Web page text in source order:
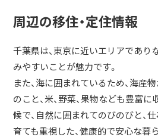
周辺の移住・定住情報
千葉県は、東京に近いエリアであり
みやすいことが魅力です。
また、海に囲まれているため、海産
のこと、米、野菜、果物なども豊富
候で、自然に囲まれてのびのびと、
育ても重視した、健康的で安心な暮